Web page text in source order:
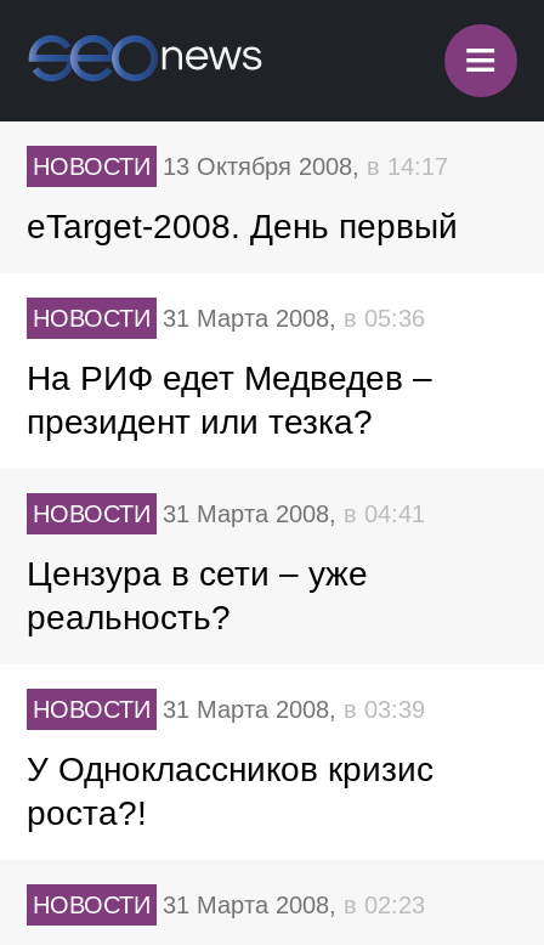
≡
НОВОСТИ 13 Октября 2008, в 14:17
eTarget-2008. День первый
НОВОСТИ 31 Марта 2008, в 05:36
На РИФ едет Медведев –
президент или тезка?
НОВОСТИ 31 Марта 2008, в 04:41
Цензура в сети – уже
реальность?
НОВОСТИ 31 Марта 2008, в 03:39
У Одноклассников кризис
роста?!
НОВОСТИ 31 Марта 2008, в 02:23